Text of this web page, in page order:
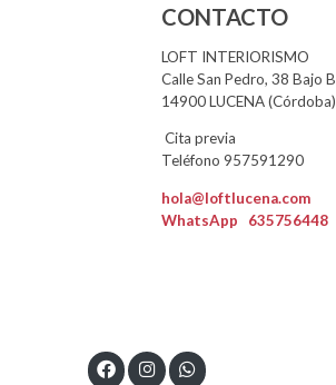
CONTACTO
LOFT INTERIORISMO
Calle San Pedro, 38 Bajo B
14900 LUCENA (Córdoba)
Cita previa
Teléfono 957591290
hola@loftlucena.com
WhatsApp 635756448